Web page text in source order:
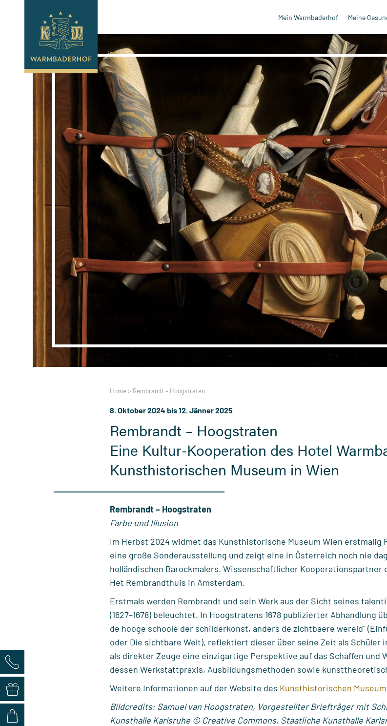
Mein Warmbaderhof Meine
Home > Rembrandt – Hoogstraten
8. Oktober 2024 bis 12. Jänner 2025
Rembrandt – Hoogstraten
Eine Kultur-Kooperation des Hotel
Kunsthistorischen Museum in Wien
Rembrandt – Hoogstraten
Farbe und Illusion
Im Herbst 2024 widmet das Kunsthistorische Museum Wien erstmalig
eine große Sonderausstellung und zeigt eine in Österreich noch nie
holländischen Barockmalers. Wissenschaftlicher Kooperationspartner
Het Rembrandthuis in Amsterdam.
Erstmals werden Rembrandt und sein Werk aus der Sicht seines
(1627–1678) beleuchtet. In Hoogstratens 1678 publizierter Abhandlung
de hooge schoole der schilderkonst, anders de zichtbaere wereld"
oder Die sichtbare Welt), reflektiert dieser über seine Zeit als Schüler
als direkter Zeuge eine einzigartige Perspektive auf das Schaffen und
dessen Werkstattpraxis, Ausbildungsmethoden sowie
Weitere Informationen auf der Website des Kunsthistorischen
Bildcredits: Samuel van Hoogstraten, Vorgestellter Briefträger mit
Kunsthalle Karlsruhe © Creative Commons, Staatliche Kunsthalle